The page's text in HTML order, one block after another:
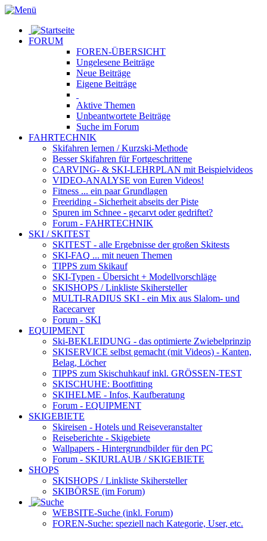
FORUM
FOREN-ÜBERSICHT
Ungelesene Beiträge
Neue Beiträge
Eigene Beiträge
Aktive Themen
Unbeantwortete Beiträge
Suche im Forum
FAHRTECHNIK
Skifahren lernen / Kurzski-Methode
Besser Skifahren für Fortgeschrittene
CARVING- & SKI-LEHRPLAN mit Beispielvideos
VIDEO-ANALYSE von Euren Videos!
Fitness ... ein paar Grundlagen
Freeriding - Sicherheit abseits der Piste
Spuren im Schnee - gecarvt oder gedriftet?
Forum - FAHRTECHNIK
SKI / SKITEST
SKITEST - alle Ergebnisse der großen Skitests
SKI-FAQ ... mit neuen Themen
TIPPS zum Skikauf
SKI-Typen - Übersicht + Modellvorschläge
SKISHOPS / Linkliste Skihersteller
MULTI-RADIUS SKI - ein Mix aus Slalom- und
Racecarver
Forum - SKI
EQUIPMENT
Ski-BEKLEIDUNG - das optimierte Zwiebelprinzip
SKISERVICE selbst gemacht (mit Videos) - Kanten,
Belag, Löcher
TIPPS zum Skischuhkaufinkl. GRÖSSEN-TEST
SKISCHUHE: Bootfitting
SKIHELME - Infos, Kaufberatung
Forum - EQUIPMENT
SKIGEBIETE
Skireisen - Hotels und Reiseveranstalter
Reiseberichte - Skigebiete
Wallpapers - Hintergrundbilder für den PC
Forum - SKIURLAUB / SKIGEBIETE
SHOPS
SKISHOPS / Linkliste Skihersteller
SKIBÖRSE (im Forum)
WEBSITE-Suche (inkl. Forum)
FOREN-Suche: speziell nach Kategorie, User, etc.